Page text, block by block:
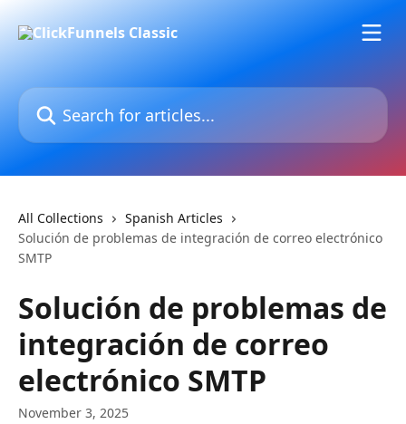
Search for articles...
All Collections
Spanish Articles
Solución de problemas de integración de correo electrónico
SMTP
Solución de problemas de
integración de correo
electrónico SMTP
November 3, 2025